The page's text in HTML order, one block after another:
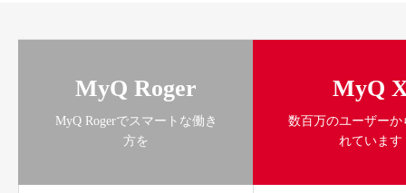
MyQ Roger
MyQ Rogerでスマートな働き
方を
MyQ
数百万のユーザーか
れています